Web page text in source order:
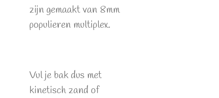
zijn gemaakt van 8mm
populieren multiplex.
Vul je bak dus met
kinetisch zand of